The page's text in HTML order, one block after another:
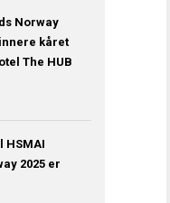
Norway
kåret
The HUB
HSMAI
2025 er